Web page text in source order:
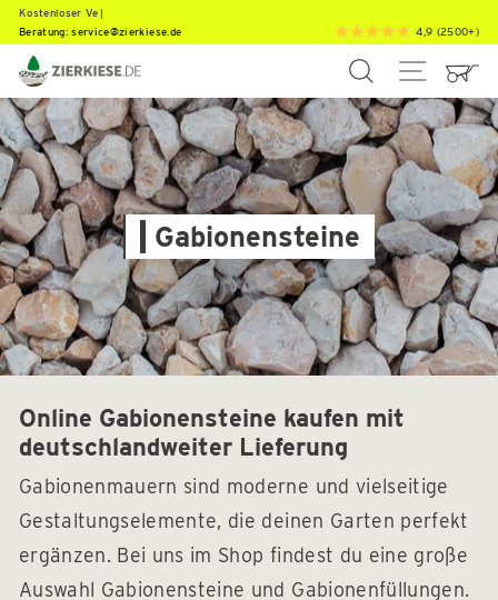
Direkt
zum
Inhalt
Mulch, Erde, |
Beratung:service@zierkiese.de 4,9 (2500+)
SUCHE
Gabionensteine
Online Gabionensteine kaufen mit
deutschlandweiter Lieferung
Gabionenmauern sind moderne und vielseitige
Gestaltungselemente, die deinen Garten perfekt
ergänzen. Bei uns im Shop findest du eine große
Auswahl Gabionensteine und Gabionenfüllungen.